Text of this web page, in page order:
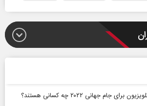
جام جهانی ۲۰۲۲ چه کسانی هستند؟